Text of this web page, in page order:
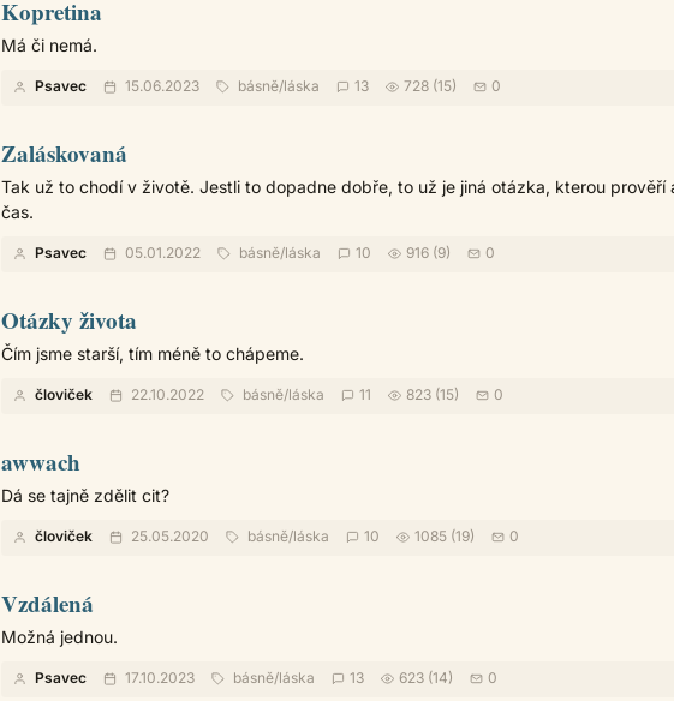
Kopretina
Má či nemá.
Psavec 15.06.2023 básně/láska 13 728 (15) 0
Zaláskovaná
Tak už to chodí v životě. Jestli to dopadne dobře, to už je jiná otázka, kterou prověří
čas.
Psavec 05.01.2022 básně/láska 10 916 (9) 0
Otázky života
Čím jsme starší, tím méně to chápeme.
človiček 22.10.2022 básně/láska 11 823 (15) 0
awwach
Dá se tajně zdělit cit?
človiček 25.05.2020 básně/láska 10 1085 (19) 0
Vzdálená
Možná jednou.
Psavec 17.10.2023 básně/láska 13 623 (14) 0